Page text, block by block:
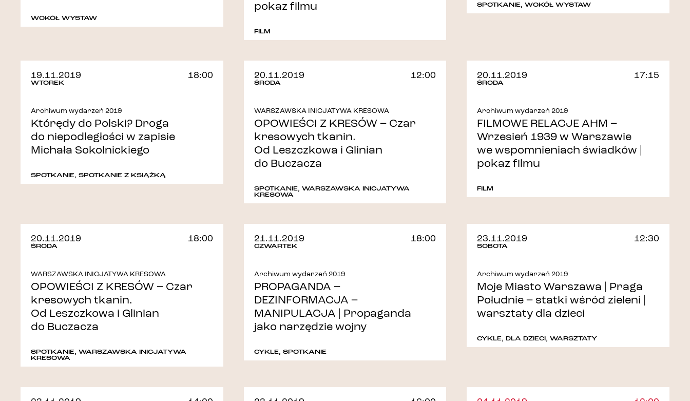
WOKÓŁ WYSTAW
pokaz filmu
FILM
SPOTKANIE, WOKÓŁ WYSTAW
19.11.2019
WTOREK
18:00
Archiwum wydarzeń 2019
Którędy do Polski? Droga
do niepodległości w zapisie
Michała Sokolnickiego
SPOTKANIE, SPOTKANIE Z KSIĄŻKĄ
20.11.2019
ŚRODA
12:00
WARSZAWSKA INICJATYWA KRESOWA
OPOWIEŚCI Z KRESÓW – Czar
kresowych tkanin.
Od Leszczkowa i Glinian
do Buczacza
SPOTKANIE, WARSZAWSKA INICJATYWA
KRESOWA
20.11.2019
ŚRODA
17:15
Archiwum wydarzeń 2019
FILMOWE RELACJE AHM –
Wrzesień 1939 w Warszawie
we wspomnieniach świadków |
pokaz filmu
FILM
20.11.2019
ŚRODA
18:00
WARSZAWSKA INICJATYWA KRESOWA
OPOWIEŚCI Z KRESÓW – Czar
kresowych tkanin.
Od Leszczkowa i Glinian
do Buczacza
SPOTKANIE, WARSZAWSKA INICJATYWA
KRESOWA
21.11.2019
CZWARTEK
18:00
Archiwum wydarzeń 2019
PROPAGANDA –
DEZINFORMACJA –
MANIPULACJA | Propaganda
jako narzędzie wojny
CYKLE, SPOTKANIE
23.11.2019
SOBOTA
12:30
Archiwum wydarzeń 2019
Moje Miasto Warszawa | Praga
Południe – statki wśród zieleni |
warsztaty dla dzieci
CYKLE, DLA DZIECI, WARSZTATY